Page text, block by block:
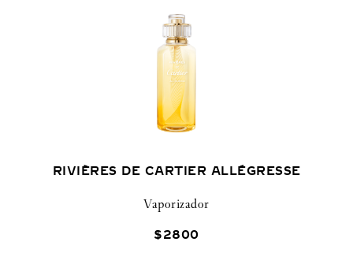
RIVIÈRES DE CARTIER ALLÉGRESSE
Vaporizador
$2800